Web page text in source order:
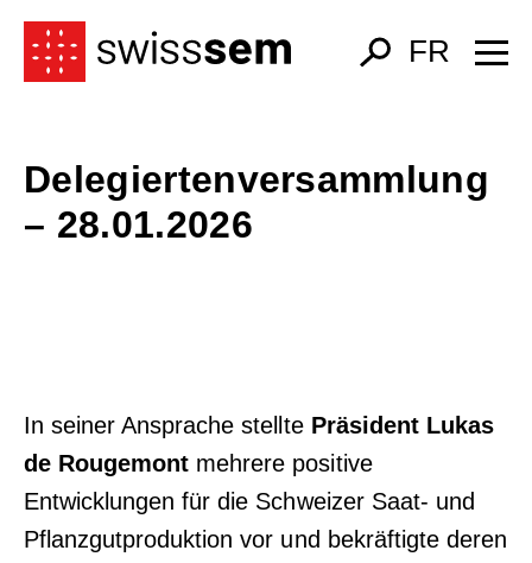
FR
Delegiertenversammlung
– 28.01.2026
In seiner Ansprache stellte Präsident Lukas
de Rougemont mehrere positive
Entwicklungen für die Schweizer Saat- und
Pflanzgutproduktion vor und bekräftigte deren